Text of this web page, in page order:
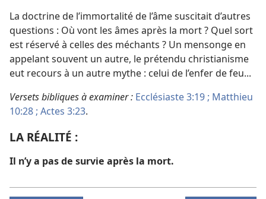
La doctrine de l’immortalité de l’âme suscitait d’autres
questions : Où vont les âmes après la mort ? Quel sort
est réservé à celles des méchants ? Un mensonge en
appelant souvent un autre, le prétendu christianisme
eut recours à un autre mythe : celui de l’enfer de feu...
Versets bibliques à examiner : Ecclésiaste 3:19 ; Matthieu
10:28 ; Actes 3:23.
LA RÉALITÉ :
Il n’y a pas de survie après la mort.